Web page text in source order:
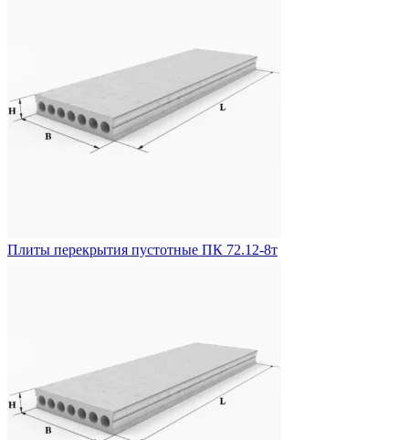
Плиты перекрытия пустотные ПК 72.12-8т